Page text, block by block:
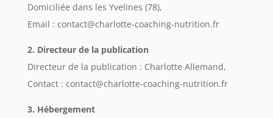
Domiciliée dans les Yvelines (78),
Email : contact@charlotte-coaching-nutrition.fr
2. Directeur de la publication
Directeur de la publication : Charlotte Allemand,
Contact : contact@charlotte-coaching-nutrition.fr
3. Hébergement